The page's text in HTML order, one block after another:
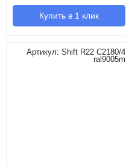
Купить в 1 клик
Артикул: Shift R22 C2180/4
ral9005m